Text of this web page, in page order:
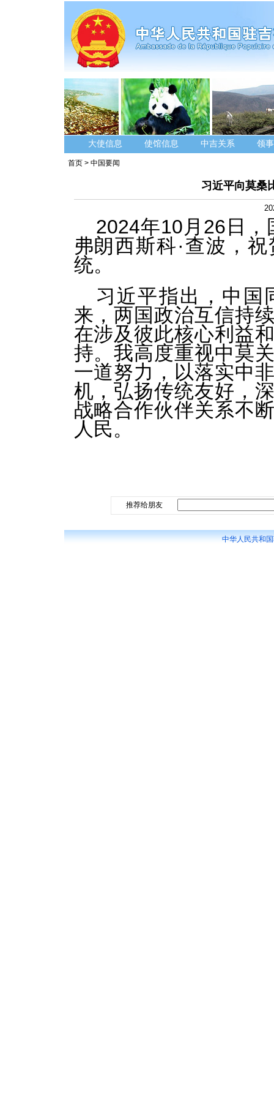
大使信息 使馆信息 中吉关系 领
首页 > 中国要闻
习近平向莫桑
2024年10月26日，
弗朗西斯科·查波，
统。
习近平指出，中国
来，两国政治互信持
在涉及彼此核心利益
持。我高度重视中莫
一道努力，以落实中
机，弘扬传统友好，
战略合作伙伴关系不
人民。
推荐给朋友
中华人民共和